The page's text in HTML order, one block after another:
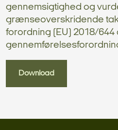
gennemsigtighed og
grænseoverskridende
forordning (EU) 2018/644
Download